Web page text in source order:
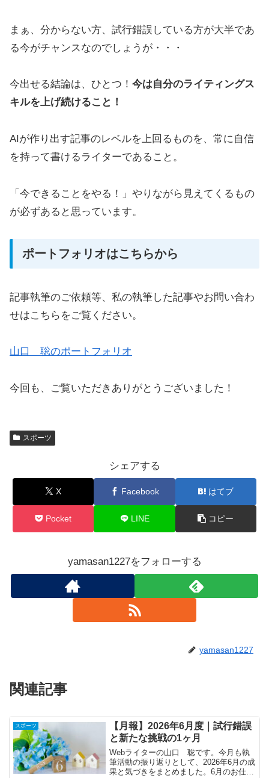
まぁ、分からない方、試行錯誤している方が大半であ
る今がチャンスなのでしょうが・・・
今出せる結論は、ひとつ！ 今は自分のライティングス
キルを上げ続けること！
AIが作り出す記事のレベルを上回るものを、常に自信
を持って書けるライターであること。
「今できることをやる！」やりながら見えてくるもの
が必ずあると思っています。
ポートフォリオはこちらから
記事執筆のご依頼等、私の執筆した記事やお問い合わ
せはこちらをご覧ください。
山口 聡のポートフォリオ
今回も、ご覧いただきありがとうございました！
スポーツ
シェアする
X Facebook はてブ
Pocket LINE コピー
yamasan1227をフォローする
yamasan1227
関連記事
スポーツ
【月報】2026年6月度｜試行錯誤
と新たな挑戦の1ヶ月
Webライターの山口 聡です。今月も執
筆活動の振り返りとして、2026年6月の成
果と気づきをまとめました。6月のお仕事